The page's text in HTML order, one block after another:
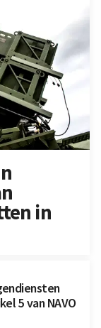
in
5 van NAVO